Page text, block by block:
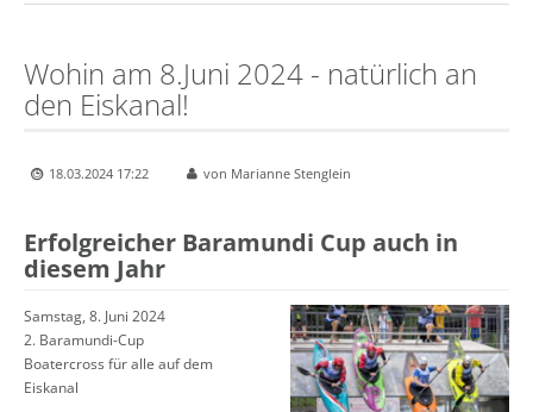
Wohin am 8.Juni 2024 - natürlich an
den Eiskanal!
18.03.2024 17:22 von Marianne Stenglein
Erfolgreicher Baramundi Cup auch in
diesem Jahr
Samstag, 8. Juni 2024
2. Baramundi-Cup
Boatercross für alle auf dem
Eiskanal